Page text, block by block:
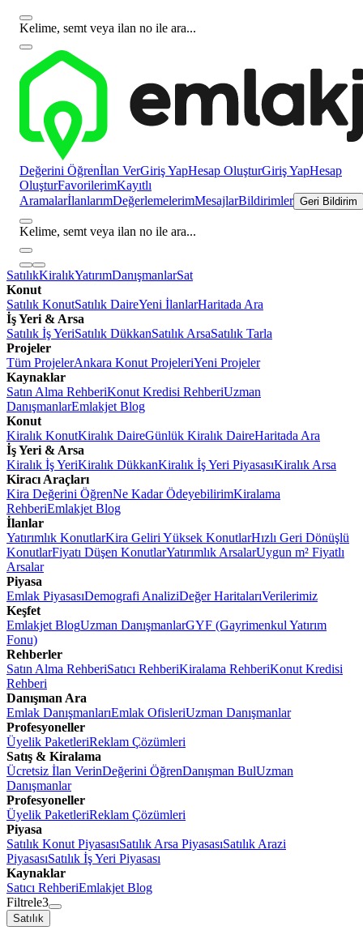
Kelime, semt veya ilan no ile ara...
Değerini Öğrenİlan VerGiriş YapHesap OluşturGiriş YapHesap
OluşturFavorilerimKayıtlı
AramalarİlanlarımDeğerlemelerimMesajlarBildirimler Geri Bildirim
Kelime, semt veya ilan no ile ara...
SatılıkKiralıkYatırımDanışmanlarSat
Konut
Satılık KonutSatılık DaireYeni İlanlarHaritada Ara
İş Yeri & Arsa
Satılık İş YeriSatılık DükkanSatılık ArsaSatılık Tarla
Projeler
Tüm ProjelerAnkara Konut ProjeleriYeni Projeler
Kaynaklar
Satın Alma RehberiKonut Kredisi RehberiUzman
DanışmanlarEmlakjet Blog
Konut
Kiralık KonutKiralık DaireGünlük Kiralık DaireHaritada Ara
İş Yeri & Arsa
Kiralık İş YeriKiralık DükkanKiralık İş Yeri PiyasasıKiralık Arsa
Kiracı Araçları
Kira Değerini ÖğrenNe Kadar ÖdeyebilirimKiralama
RehberiEmlakjet Blog
İlanlar
Yatırımlık KonutlarKira Geliri Yüksek KonutlarHızlı Geri Dönüşlü
KonutlarFiyatı Düşen KonutlarYatırımlık ArsalarUygun m² Fiyatlı
Arsalar
Piyasa
Emlak PiyasasıDemografi AnaliziDeğer HaritalarıVerilerimiz
Keşfet
Emlakjet BlogUzman DanışmanlarGYF (Gayrimenkul Yatırım
Fonu)
Rehberler
Satın Alma RehberiSatıcı RehberiKiralama RehberiKonut Kredisi
Rehberi
Danışman Ara
Emlak DanışmanlarıEmlak OfisleriUzman Danışmanlar
Profesyoneller
Üyelik PaketleriReklam Çözümleri
Satış & Kiralama
Ücretsiz İlan VerinDeğerini ÖğrenDanışman BulUzman
Danışmanlar
Profesyoneller
Üyelik PaketleriReklam Çözümleri
Piyasa
Satılık Konut PiyasasıSatılık Arsa PiyasasıSatılık Arazi
PiyasasıSatılık İş Yeri Piyasası
Kaynaklar
Satıcı RehberiEmlakjet Blog
Filtrele3
Satılık